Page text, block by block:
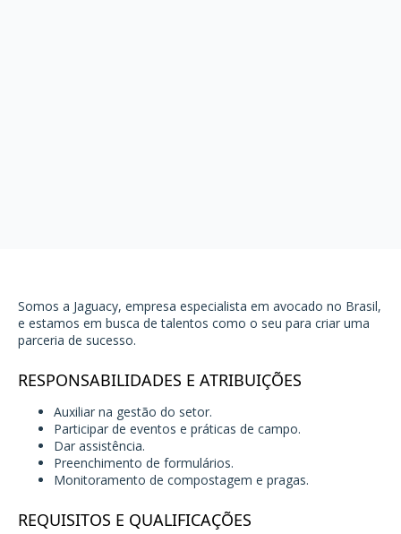
Somos a Jaguacy, empresa especialista em avocado no Brasil,
e estamos em busca de talentos como o seu para criar uma
parceria de sucesso.
RESPONSABILIDADES E ATRIBUIÇÕES
Auxiliar na gestão do setor.
Participar de eventos e práticas de campo.
Dar assistência.
Preenchimento de formulários.
Monitoramento de compostagem e pragas.
REQUISITOS E QUALIFICAÇÕES